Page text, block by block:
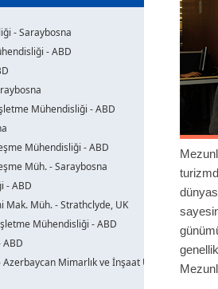
- Saraybosna
- ABD
Mühendisliği - ABD
Mühendisliği - ABD
Müh. - Saraybosna
- ABD
Mak. Müh. - Strathclyde, UK
Mühendisliği - ABD
Mimarlık ve İnşaat Üni.